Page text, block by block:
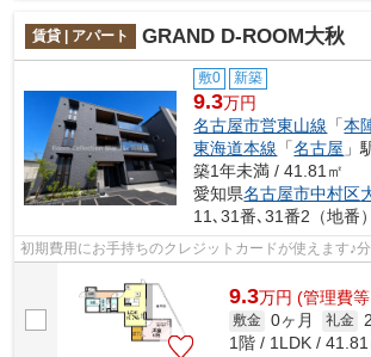
賃貸 | アパート GRAND D-ROOM大秋
敷0 新築
9.3万円
名古屋市営東山線 「本
東海道本線 「名古屋 」
築1年未満 / 41.81㎡
愛知県名古屋市中村区
11､31番､31番2（地番）
初期費用にお手持ちのクレジットカードが使えます♪
9.3万円 (管理費
敷金 0ヶ月 礼金
1階 / 1LDK / 41.81